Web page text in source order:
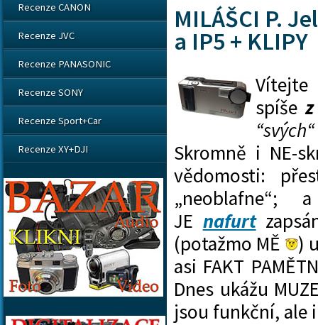
MILÁŠCI P.
a IP5 + KLIPY
spíše
“svých“
Skromně i NE-
vědomosti:
„neoblafne“;
JE nafurt
(potažmo MĚ
)
asi FAKT
Dnes ukážu
jsou funkční, ale
Recenze CANON
Recenze JVC
Recenze PANASONIC
Recenze SONY
Recenze Sport+Car
Recenze XY+DJI